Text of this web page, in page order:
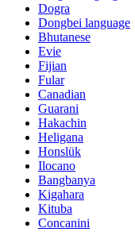
Dogra
Dongbei language
Bhutanese
Evie
Fijian
Fular
Canadian
Guarani
Hakachin
Heligana
Honslük
Ilocano
Bangbanya
Kigahara
Kituba
Concanini